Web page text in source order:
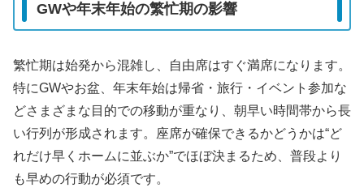
GWや年末年始の繁忙期の影響
繁忙期は始発から混雑し、自由席はすぐ満席になります。
特にGWやお盆、年末年始は帰省・旅行・イベント参加な
どさまざまな目的での移動が重なり、朝早い時間帯から長
い行列が形成されます。座席が確保できるかどうかは“ど
れだけ早くホームに並ぶか”でほぼ決まるため、普段より
も早めの行動が必須です。